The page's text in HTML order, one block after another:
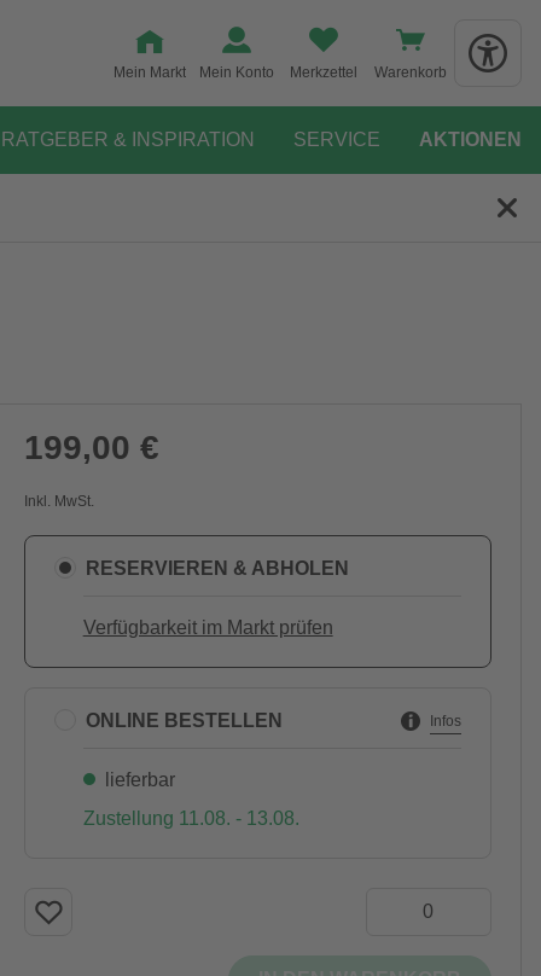
Mein Markt Mein Konto Merkzettel Warenkorb
RATGEBER & INSPIRATION SERVICE AKTIONEN
199,00 €
Inkl. MwSt.
RESERVIEREN & ABHOLEN
Verfügbarkeit im Markt prüfen
ONLINE BESTELLEN Infos
lieferbar
Zustellung 11.08. - 13.08.